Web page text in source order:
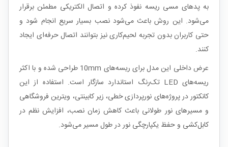
به پدهای مسی ریسه نفوذ کرده و اتصال الکتریکی مطمئن برقرار
می‌شود. این روش باعث می‌شود نصب بسیار سریع انجام شود و
حتی کاربران بدون تجربه لحیم‌کاری نیز بتوانند اتصال حرفه‌ای ایجاد
کنند.
عرض داخلی این مدل برای ریسه‌های 10mm طراحی شده و با اکثر
ریسه‌های LED تک‌رنگ استاندارد سازگار است. استفاده از این
کانکتور در پروژه‌های نورپردازی خطی، زیر کابینتی، ویترین فروشگاهی
و مسیرهای نور طولانی باعث کاهش زمان نصب، افزایش نظم در
کابل‌کشی و حفظ یکپارچگی نور در طول مسیر می‌شود.